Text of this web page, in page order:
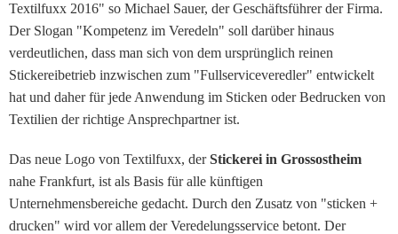
Textilfuxx 2016" so Michael Sauer, der Geschäftsführer der Firma.
Der Slogan "Kompetenz im Veredeln" soll darüber hinaus
verdeutlichen, dass man sich von dem ursprünglich reinen
Stickereibetrieb inzwischen zum "Fullserviceveredler" entwickelt
hat und daher für jede Anwendung im Sticken oder Bedrucken von
Textilien der richtige Ansprechpartner ist.
Das neue Logo von Textilfuxx, derStickerei in Grossostheim
nahe Frankfurt, ist als Basis für alle künftigen
Unternehmensbereiche gedacht. Durch den Zusatz von "sticken +
drucken" wird vor allem der Veredelungsservice betont. Der